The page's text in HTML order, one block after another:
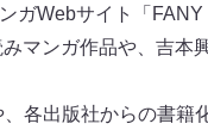
ガWebサイト「FANY
マンガ作品や、吉本
各出版社からの書籍